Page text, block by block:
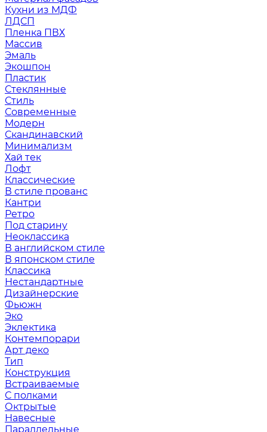
Кухни из МДФ
ЛДСП
Пленка ПВХ
Массив
Эмаль
Экошпон
Пластик
Стеклянные
Стиль
Современные
Модерн
Скандинавский
Минимализм
Хай тек
Лофт
Классические
В стиле прованс
Кантри
Ретро
Под старину
Неоклассика
В английском стиле
В японском стиле
Классика
Нестандартные
Дизайнерские
Фьюжн
Эко
Эклектика
Контемпорари
Арт деко
Тип
Конструкция
Встраиваемые
С полками
Октрытые
Навесные
Параллельные